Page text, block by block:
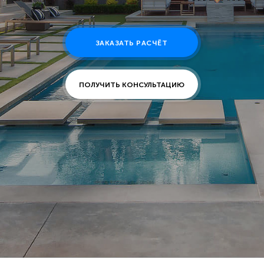
ЗАКАЗАТЬ РАСЧЁТ
ПОЛУЧИТЬ КОНСУЛЬТАЦИЮ